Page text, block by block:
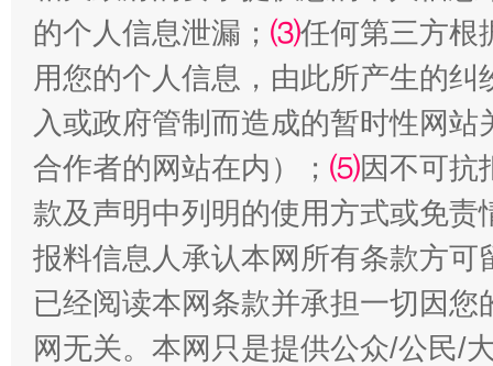
揭批美国五大"原罪" "炒
的个人信息泄漏； ⑶任何第三方根
用您的个人信息，由此所产生的纠
入或政府管制而造成的暂时性网
合作者的网站在内）； ⑸因不可抗
款及声明中列明的使用方式或免责
报料信息人承认本网所有条款方
已经阅读本网条款并承担一切因
网无关。本网只是提供公众/公民/